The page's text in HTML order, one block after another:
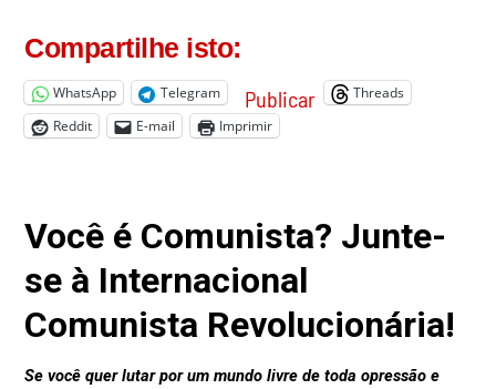
Compartilhe isto:
WhatsApp Telegram Publicar
Threads
Reddit
E-mail Imprimir